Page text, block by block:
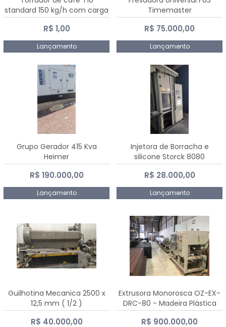
standard 150 kg/h com carga
de 10 kg
R$ 1,00
Lançamento
Timemaster
R$ 75.000,00
Lançamento
Grupo Gerador 415 Kva
Heimer
R$ 190.000,00
Lançamento
Injetora de Borracha e
silicone Storck 8080
R$ 28.000,00
Lançamento
Guilhotina Mecanica 2500 x
12,5 mm ( 1/2 )
R$ 40.000,00
Extrusora Monorosca OZ-EX-
DRC-80 - Madeira Plástica
R$ 900.000,00